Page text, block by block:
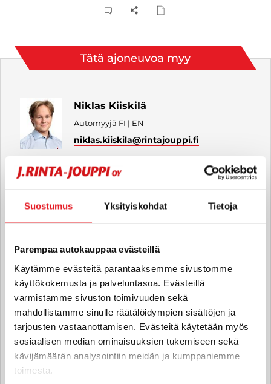
Suostumus Yksityiskohdat Tietoja
Parempaa autokauppaa evästeillä
Käytämme evästeitä parantaaksemme sivustomme
käyttökokemusta ja palveluntasoa. Evästeillä
varmistamme sivuston toimivuuden sekä
mahdollistamme sinulle räätälöidympien sisältöjen ja
tarjousten vastaanottamisen. Evästeitä käytetään myös
sosiaalisen median ominaisuuksien tukemiseen sekä
kävijämäärän analysointiin meidän ja kumppaniemme
toimesta.
Tätä ajoneuvoa myy
Niklas Kiiskilä
Automyyjä FI | EN
niklas.kiiskila@rintajouppi.fi
040 711 9832
Fanny Särkinen
fanny.sarkinen@rintajouppi.fi
040 711 4019
Aaro Härkki
Automyyjä FI